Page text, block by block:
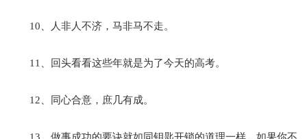
10、人非人不济，马非马不走。
11、回头看看这些年就是为了今天的高考。
12、同心合意，庶几有成。
13、做事成功的要诀就如同钥匙开锁的道理一样，如果你不